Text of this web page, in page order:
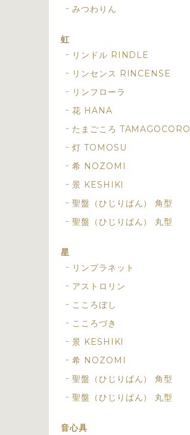
みつわりん
虹
リンドル RINDLE
リンセンス RINCENSE
リンフローラ
花 HANA
たまごころ TAMAGOCORO
灯 TOMOSU
希 NOZOMI
景 KESHIKI
聖盤（ひじりばん） 角型
聖盤（ひじりばん） 丸型
星
リンプラネット
アストロリン
こころぼし
こころづき
景 KESHIKI
希 NOZOMI
聖盤（ひじりばん） 角型
聖盤（ひじりばん） 丸型
音心具